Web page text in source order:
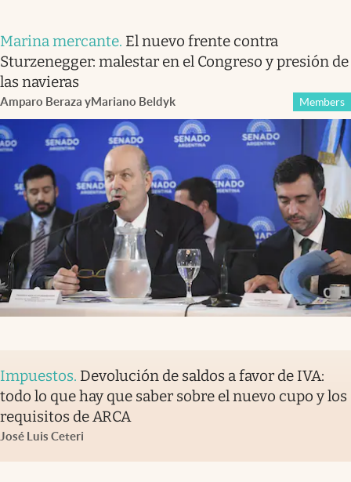
Marina mercante. El nuevo frente contra
Sturzenegger: malestar en el Congreso y presión de
las navieras
Amparo Beraza yMariano Beldyk Members
Impuestos. Devolución de saldos a favor de IVA:
todo lo que hay que saber sobre el nuevo cupo y los
requisitos de ARCA
José Luis Ceteri